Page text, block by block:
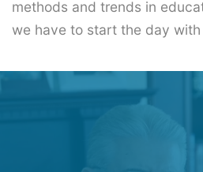
methods and trends in
we have to start the day with